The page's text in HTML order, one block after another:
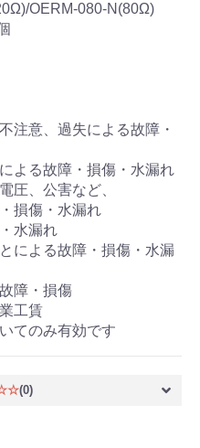
OERM-080-N(80Ω)
注意、過失による故障・
よる故障・損傷・水漏れ
圧、公害など、
損傷・水漏れ
水漏れ
による故障・損傷・水漏
障・損傷
工賃
てのみ有効です
(0)